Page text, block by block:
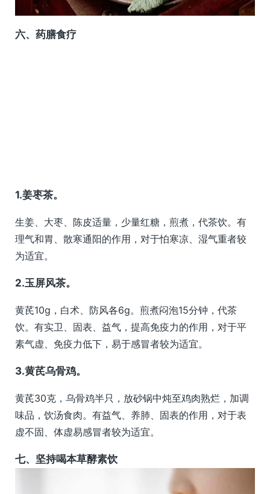
六、药膳食疗
1.姜枣茶。
生姜、大枣、陈皮适量，少量红糖，煎煮，代茶饮。有
理气和胃、散寒通阳的作用，对于怕寒凉、湿气重者较
为适宜。
2.玉屏风茶。
黄芪10g，白术、防风各6g。煎煮闷泡15分钟，代茶
饮。有实卫、固表、益气，提高免疫力的作用，对于平
素气虚、免疫力低下，易于感冒者较为适宜。
3.黄芪乌骨鸡。
黄芪30克，乌骨鸡半只，放砂锅中炖至鸡肉熟烂，加调
味品，饮汤食肉。有益气、养肺、固表的作用，对于表
虚不固、体虚易感冒者较为适宜。
七、坚持喝本草酵素饮